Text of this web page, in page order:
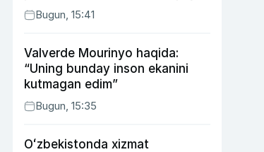
Bugun, 15:41
Valverde Mourinyo haqida:
“Uning bunday inson ekanini
kutmagan edim”
Bugun, 15:35
Oʻzbekistonda xizmat